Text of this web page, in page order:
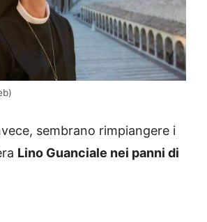
sembrano rimpiangere i
Lino Guanciale nei panni di